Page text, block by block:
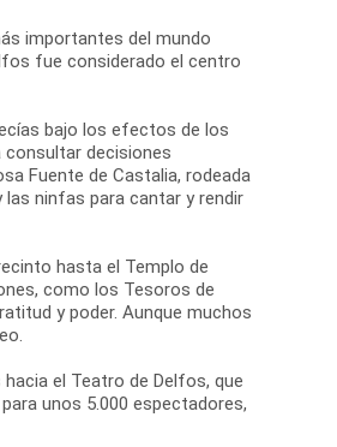
importantes del mundo
fue considerado el centro
bajo los efectos de los
consultar decisiones
Fuente de Castalia, rodeada
ninfas para cantar y rendir
hasta el Templo de
como los Tesoros de
y poder. Aunque muchos
el Teatro de Delfos, que
unos 5.000 espectadores,